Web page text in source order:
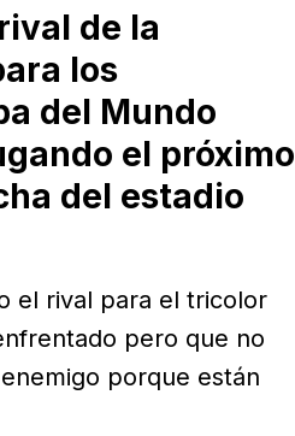
de la
los
del Mundo
el próximo
del estadio
el rival para el tricolor
pero que no
porque están